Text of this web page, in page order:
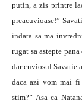
putin, a zis printre
preacuvioase!”
indata sa ma
rugat sa astepte
dar cuviosul Savatie
daca azi vom mai
stim?” Asa ca